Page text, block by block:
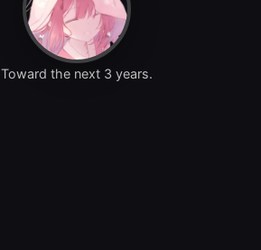
Toward the next 3 years.